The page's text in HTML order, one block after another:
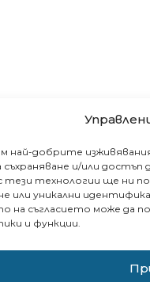
най-добрите
съхраняване и/или
тези технологии ще ни
или уникални
на съгласието може да
и функции.
сред първите,
клиники и